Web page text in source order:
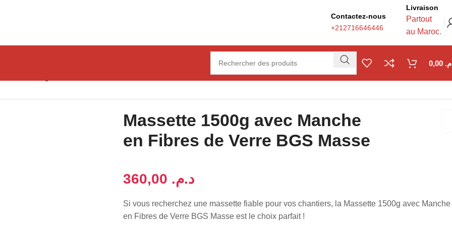
Contactez-nous
+212716646446
Livraison
Partout
au Maroc.
1500g avec Manche en Fibres de Verre BGS Masse
Massette 1500g avec Manche
en Fibres de Verre BGS Masse
د.م.
Si vous recherchez une massette fiable pour vos chantiers, la Massette 1500g avec Manche
en Fibres de Verre BGS Masse est le choix parfait !